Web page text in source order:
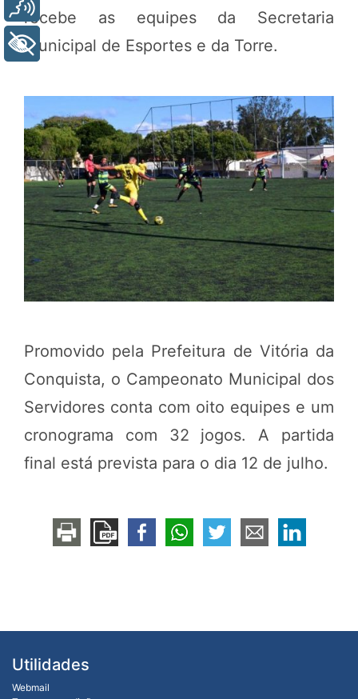
recebe as equipes da Secretaria
Municipal de Esportes e da Torre.
Promovido pela Prefeitura de Vitória da
Conquista, o Campeonato Municipal dos
Servidores conta com oito equipes e um
cronograma com 32 jogos. A partida
final está prevista para o dia 12 de julho.
Utilidades
Webmail
+ Acessibilidade